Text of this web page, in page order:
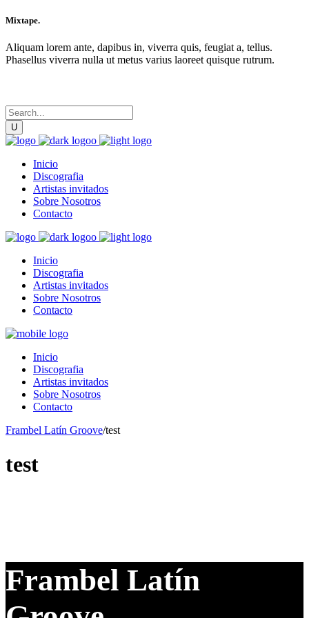
Mixtape.
Aliquam lorem ante, dapibus in, viverra quis, feugiat a, tellus.
Phasellus viverra nulla ut metus varius laoreet quisque rutrum.
Inicio
Discografia
Artistas invitados
Sobre Nosotros
Contacto
Inicio
Discografia
Artistas invitados
Sobre Nosotros
Contacto
Inicio
Discografia
Artistas invitados
Sobre Nosotros
Contacto
Frambel Latín Groove/test
test
Frambel Latín